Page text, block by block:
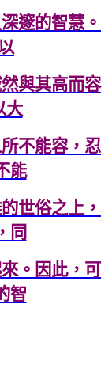
邃的智慧。
與其高而容
大
不能容，忍
能
世俗之上，
同
。因此，可
智